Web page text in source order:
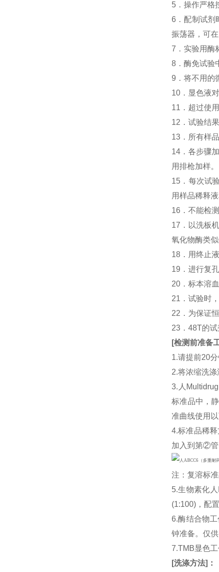
5．操作严格
6．配制试剂
振荡器，可
7．实验用酶
8．酶免试验
9．将不用的
10．显色液
11．超过使
12．试验结
13．所有样
14．各步骤
用排枪加样。
15．每次试
用样品稀释
16．不能检
17．以洗板
氧化物酶类
18．用终止
19．进行复
20．标本溶
21．试验时
22．为保证
23．48T的
[检测前准备
1.请提前20
2.将浓缩洗
3.人
标准品中，
准曲线使用
4.标准品稀
加入到第②
注：复溶标
5.生物素化
(1:100)，配
6.酶结合物
钟准备。仅
7.TMB显色
[洗涤方法] ：